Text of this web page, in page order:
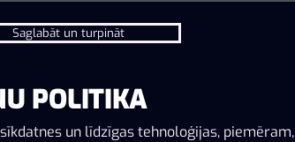
pieejama demo versija. Lūdzu,
lai spēlētu ar īstu naudu.
Saglabāt un turpināt
POLITIKA
un līdzīgas tehnoloģijas, piemēram,